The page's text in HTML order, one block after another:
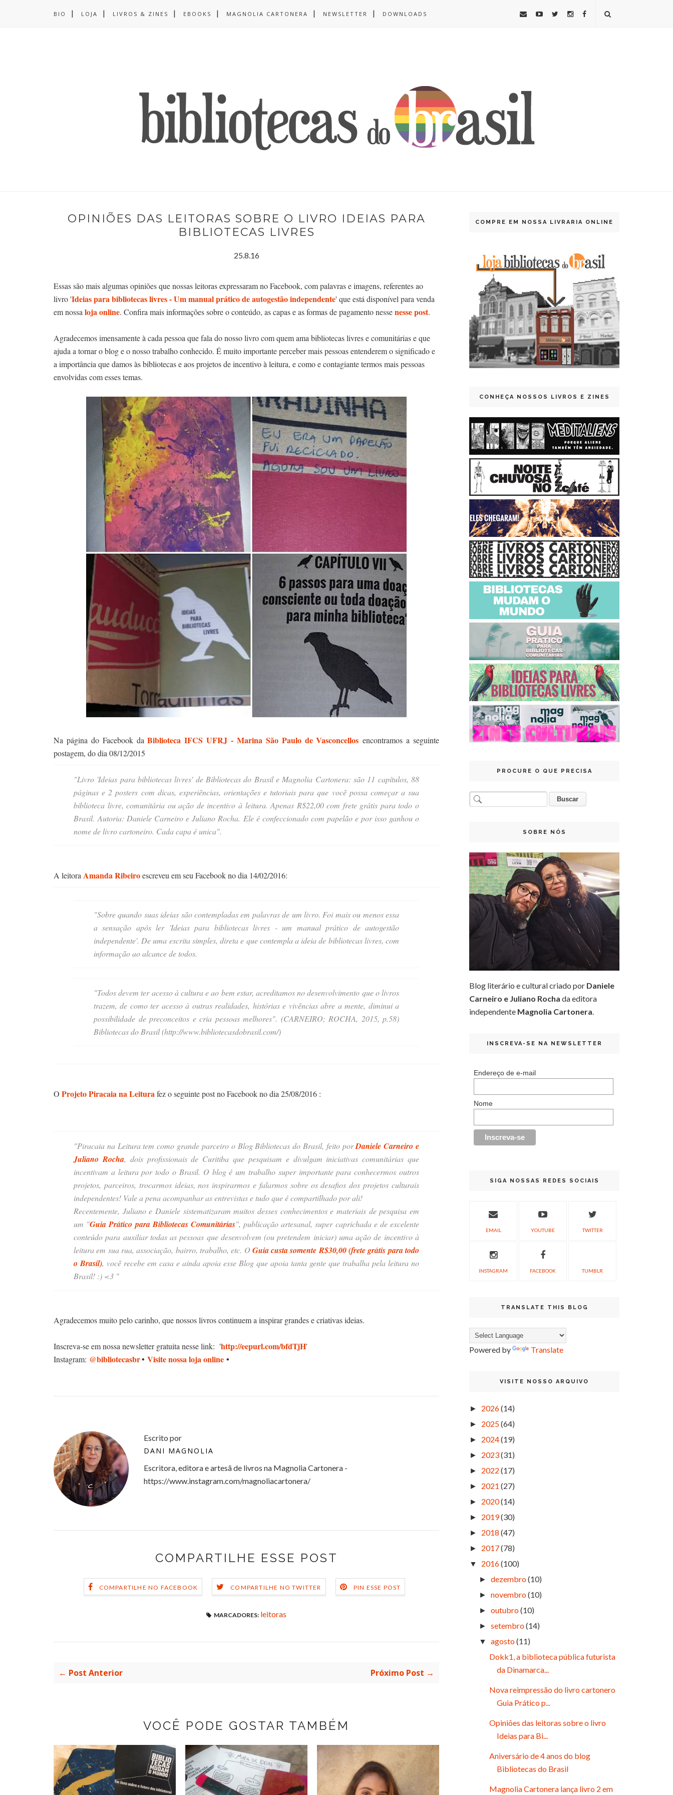
BIO LOJA LIVROS & ZINES EBOOKS MAGNOLIA CARTONERA NEWSLETTER DOWNLOADS
OPINIÕES DAS LEITORAS SOBRE O LIVRO IDEIAS PARA
BIBLIOTECAS LIVRES
25.8.16
Essas são mais algumas opiniões que nossas leitoras expressaram no Facebook, com palavras e imagens, referentes ao
livro 'Ideias para bibliotecas livres - Um manual prático de autogestão independente' que está disponível para venda
em nossa loja online. Confira mais informações sobre o conteúdo, as capas e as formas de pagamento nessenesse post.
Agradecemos imensamente à cada pessoa que fala do nosso livro com quem ama bibliotecas livres e comunitárias e que
ajuda a tornar o blog e o nosso trabalho conhecido. É muito importante perceber mais pessoas entenderem o significado e
a importância que damos às bibliotecas e aos projetos de incentivo à leitura, e como e contagiante termos mais pessoas
envolvidas com esses temas.
Na página do Facebook daBiblioteca IFCS UFRJ - Marina São Paulo de Vasconcellos encontramos a seguinte
postagem, do dia 08/12/2015
"Livro 'Ideias para bibliotecas livres' de Bibliotecas do Brasil e Magnolia Cartonera: são 11 capítulos, 88
páginas e 2 posters com dicas, experiências, orientações e tutoriais para que você possa começar a sua
biblioteca livre, comunitária ou ação de incentivo à leitura. Apenas R$22,00 com frete grátis para todo o
Brasil. Autoria: Daniele Carneiro e Juliano Rocha. Ele é confeccionado com papelão e por isso ganhou o
nome de livro cartoneiro. Cada capa é unica".
A leitora Amanda Ribeiroescreveu em seu Facebook no dia 14/02/2016:
"Sobre quando suas ideias são contempladas em palavras de um livro. Foi mais ou menos essa
a sensação após ler 'Ideias para bibliotecas livres - um manual prático de autogestão
independente'. De uma escrita simples, direta e que contempla a ideia de bibliotecas livres, com
informação ao alcance de todos.
"Todos devem ter acesso à cultura e ao bem estar, acreditamos no desenvolvimento que o livros
trazem, de como ter acesso à outras realidades, histórias e vivências abre a mente, diminui a
possibilidade de preconceitos e cria pessoas melhores". (CARNEIRO; ROCHA, 2015, p.58)
Bibliotecas do Brasil (http://www.bibliotecasdobrasil.com/)
O Projeto Piracaia na Leiturafez o seguinte post no Facebook no dia 25/08/2016 :
"Piracaia na Leitura tem como grande parceiro o Blog Bibliotecas do Brasil, feito porDaniele Carneiro e
Juliano Rocha, dois profissionais de Curitiba que pesquisam e divulgam iniciativas comunitárias que
incentivam a leitura por todo o Brasil. O blog é um trabalho super importante para conhecermos outros
projetos, parceiros, trocarmos ideias, nos inspirarmos e falarmos sobre os desafios dos projetos culturais
independentes! Vale a pena acompanhar as entrevistas e tudo que é compartilhado por ali!
Recentemente, Juliano e Daniele sistematizaram muitos desses conhecimentos e materiais de pesquisa em
um "Guia Prático para Bibliotecas Comunitárias", publicação artesanal, super caprichada e de excelente
conteúdo para auxiliar todas as pessoas que desenvolvem (ou pretendem iniciar) uma ação de incentivo à
leitura em sua rua, associação, bairro, trabalho, etc. O Guia custa somente R$30,00 (frete grátis para todo
o Brasil), você recebe em casa e ainda apoia esse Blog que apoia tanta gente que trabalha pela leitura no
Brasil! :) <3 "
Agradecemos muito pelo carinho, que nossos livros continuem a inspirar grandes e criativas ideias.
Inscreva-se em nossa newsletter gratuita nesse link: 'http://eepurl.com/bfdTjH'
Instagram: @bibliotecasbr• Visite nossa loja online •
Escrito por
DANI MAGNOLIA
Escritora, editora e artesã de livros na Magnolia Cartonera -
https://www.instagram.com/magnoliacartonera/
COMPARTILHE ESSE POST
COMPARTILHE NO FACEBOOK COMPARTILHE NO TWITTER PIN ESSE POST
MARCADORES: leitoras
← Post Anterior Próximo Post →
VOCÊ PODE GOSTAR TAMBÉM
COMPRE EM NOSSA LIVRARIA ONLINE
CONHEÇA NOSSOS LIVROS E ZINES
PROCURE O QUE PRECISA
SOBRE NÓS
Blog literário e cultural criado por Daniele
Carneiro e Juliano Rocha da editora
independente Magnolia Cartonera.
INSCREVA-SE NA NEWSLETTER
Endereço de e-mail
Nome
SIGA NOSSAS REDES SOCIAIS
EMAIL YOUTUBE TWITTER
INSTAGRAM FACEBOOK TUMBLR
TRANSLATE THIS BLOG
Powered by Translate
VISITE NOSSO ARQUIVO
► 2026(14)
► 2025(64)
► 2024(19)
► 2023(31)
► 2022 (17)
► 2021 (27)
► 2020(14)
► 2019(30)
► 2018 (47)
► 2017(78)
▼ 2016(100)
►dezembro(10)
►novembro(10)
►outubro(10)
►setembro(14)
▼ agosto(11)
Dokk1, a biblioteca pública futurista
da Dinamarca...
Nova reimpressão do livro cartonero
Guia Prático p...
Opiniões das leitoras sobre o livro
Ideias para Bi...
Aniversário de 4 anos do blog
Bibliotecas do Brasil
Magnolia Cartonera lança livro 2 em